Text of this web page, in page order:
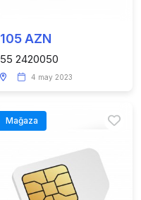
105 AZN
55 2420050
4 may 2023
Mağaza